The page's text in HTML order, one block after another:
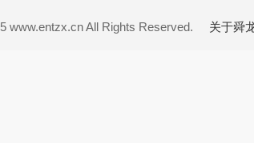
www.entzx.cn All Rights Reserved. 关于舜